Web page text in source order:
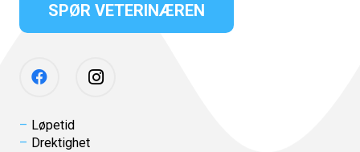
SPØR VETERINÆREN
Løpetid
Drektighet